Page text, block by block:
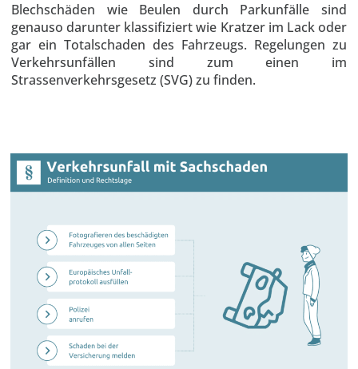
Blechschäden wie Beulen durch Parkunfälle sind
genauso darunter klassifiziert wie Kratzer im Lack oder
gar ein Totalschaden des Fahrzeugs. Regelungen zu
Verkehrsunfällen sind zum einen im
Strassenverkehrsgesetz (SVG) zu finden.